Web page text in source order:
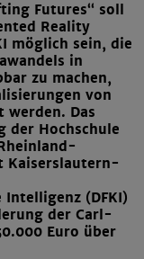
Futures“ soll
Reality
möglich sein, die
in
zu machen,
von
Das
der Hochschule
Kaiserslautern-
(DFKI)
der Carl-
Euro über